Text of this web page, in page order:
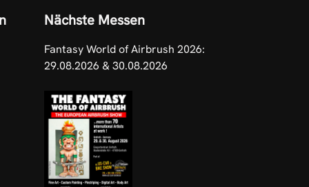
Nächste Messen
Fantasy World of Airbrush 2026:
29.08.2026 & 30.08.2026